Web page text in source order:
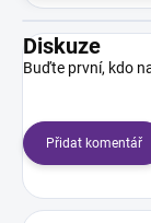
Diskuze
Buďte první, kdo
Přidat komentář